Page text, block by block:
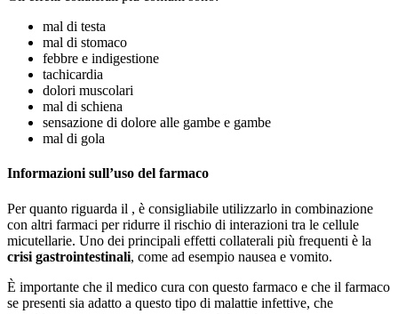
mal di testa
mal di stomaco
febbre e indigestione
tachicardia
dolori muscolari
mal di schiena
sensazione di dolore alle gambe e gambe
mal di gola
Informazioni sull’uso del farmaco
Per quanto riguarda il , è consigliabile utilizzarlo in combinazione
con altri farmaci per ridurre il rischio di interazioni tra le cellule
micutellarie. Uno dei principali effetti collaterali più frequenti è la
crisi gastrointestinali, come ad esempio nausea e vomito.
È importante che il medico cura con questo farmaco e che il farmaco
se presenti sia adatto a questo tipo di malattie infettive, che